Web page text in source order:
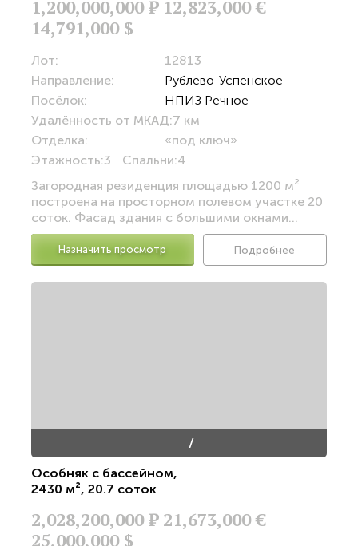
1,200,000,000Р 12,823,000 €
14,791,000 $
Лот:
12813
Направление:
Рублево-Успенское
Посёлок:
НПИЗ Речное
Удалённость от МКАД:7 км
Отделка:
«под ключ»
Этажность:3 Спальни:4
Загородная резиденция площадью 1200 м²
построена на просторном полевом участке 20
соток. Фасад здания с большими окнами...
Назначить просмотр Подробнее
/
Особняк с бассейном,
2430 м², 20.7 соток
2,028,200,000Р 21,673,000 €
25,000,000 $